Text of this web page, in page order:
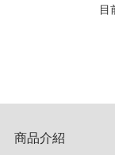
商品介紹